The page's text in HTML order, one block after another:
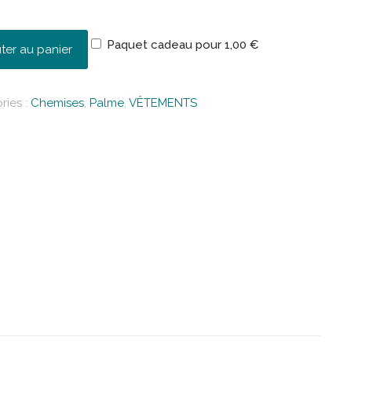
au panier Paquet cadeau pour 1,00 €
: Chemises, Palme, VÊTEMENTS